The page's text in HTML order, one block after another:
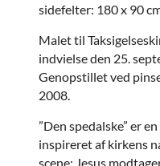
sidefelter: 180 x 90
Malet til
indvielse den 25.
Genopstillet ved
2008.
”Den spedalske” er
inspireret af kirkens
scene: Jesus